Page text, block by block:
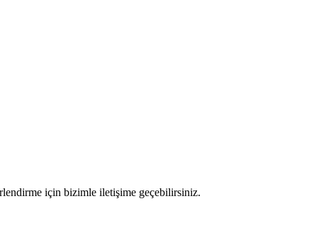
için bizimle iletişime geçebilirsiniz.